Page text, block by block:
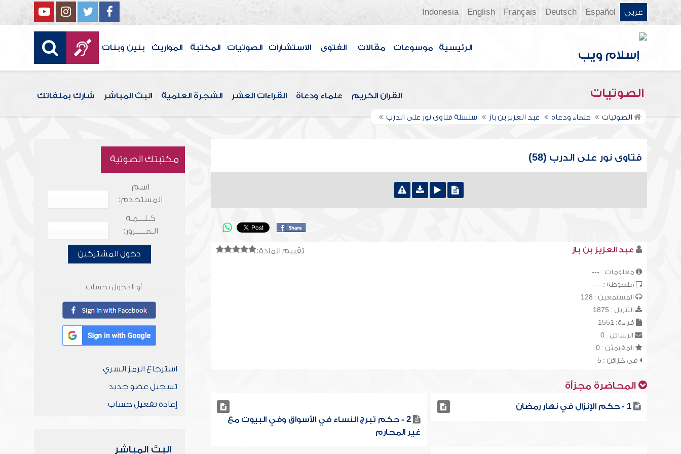
عربي Español
Deutsch
Français
English
Indonesia
الرئيسية موسوعات مقالات الفتوى الاستشارات الصوتيات المكتبة المواريث بنين وبنات
الصوتيات القرآن الكريم علماء ودعاة القراءات العشر الشجرة العلمية البث المباشر شارك بملفاتك
الصوتيات علماء ودعاة عبد العزيز بن باز سلسلة فتاوى نور على الدرب
فتاوى نور على الدرب (58)
تقييم المادة: عبد العزيز بن باز
معلومات : ---
ملحوظة : ---
المستمعين : 128
التنزيل : 1875
قراءة: 1551
الرسائل : 0
المقيميّن : 0
في خزائن : 5
المحاضرة مجزأة
1 - حكم الإنزال في نهار رمضان
2 - حكم تبرج النساء في الأسواق وفي البيوت مع
غير المحارم
مكتبتك الصوتية
اسم
المستخدم:
كـلـــمـة
الـمـــــرور:
دخول المشتركين
أو الدخول بحساب
استرجاع الرمز السري
تسجيل عضو جديد
إعادة تفعيل حساب
البث المباشر